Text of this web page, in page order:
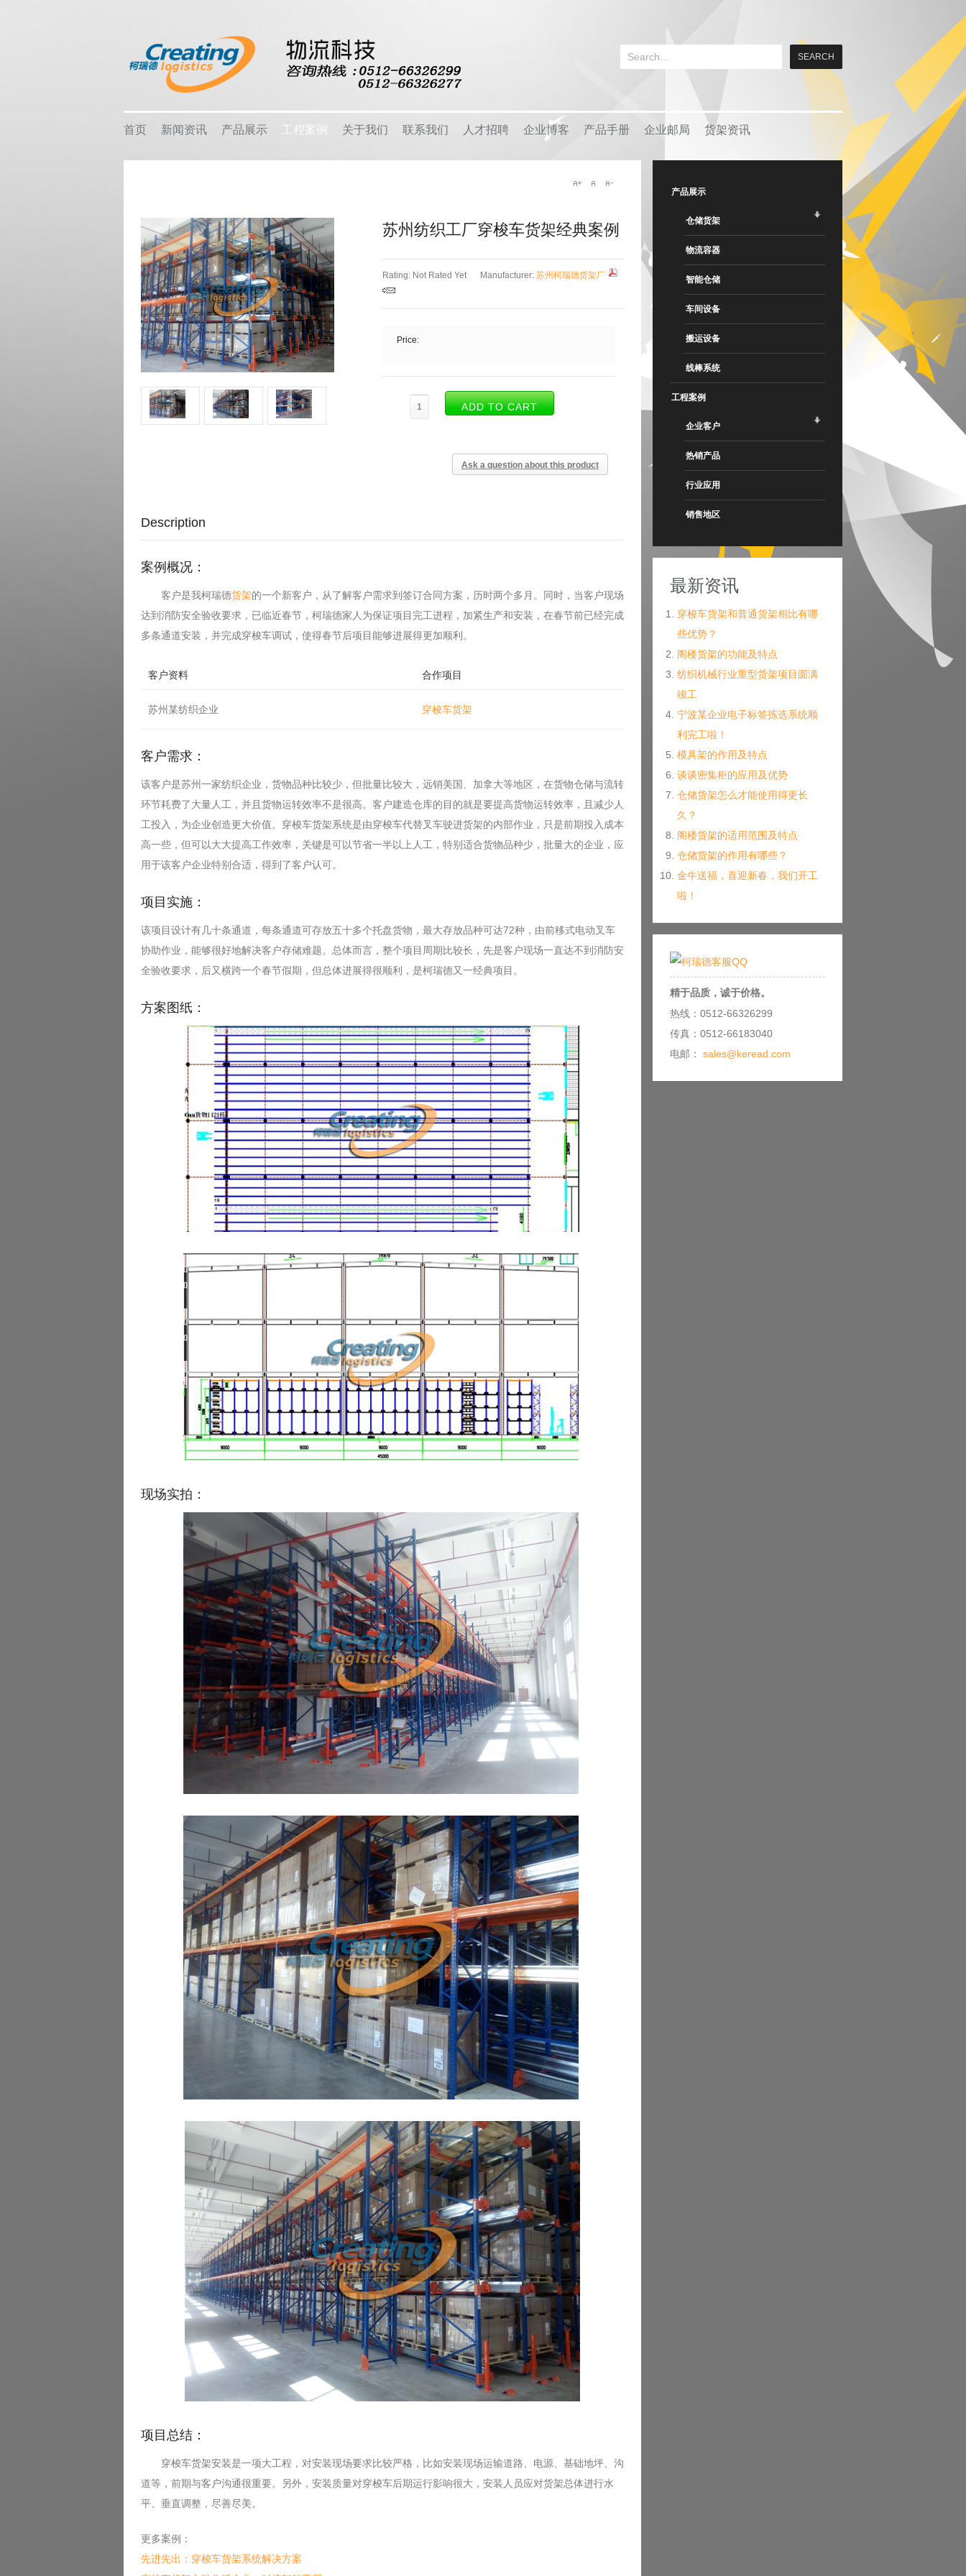
首页 新闻资讯
公司新闻
关注行业新闻，推动行业发展。
热点时事
产品展示
智能仓储
中型货架
轻型货架
物流容器
车间设备
线棒系统
工程案例
企业客户
行业应用
销售地区
关于我们
公司简介
联系我们 人才招聘 企业博客
早安物语
企业周刊
客户问答
物流知识
产品手册 企业邮局 货架资讯
苏州纺织工厂穿梭车货架经典案例
Rating: Not Rated Yet Manufacturer: 苏州柯瑞德货架厂
Price:
Ask a question about this product
Description
案例概况：
客户是我柯瑞德货架的一个新客户，从了解客户需求到签订合同方案，历时两个多月。同时，当客户现场
达到消防安全验收要求，已临近春节，柯瑞德家人为保证项目完工进程，加紧生产和安装，在春节前已经完成
多条通道安装，并完成穿梭车调试，使得春节后项目能够进展得更加顺利。
客户资料 合作项目
苏州某纺织企业 穿梭车货架
客户需求：
该客户是苏州一家纺织企业，货物品种比较少，但批量比较大，远销美国、加拿大等地区，在货物仓储与流转
环节耗费了大量人工，并且货物运转效率不是很高。客户建造仓库的目的就是要提高货物运转效率，且减少人
工投入，为企业创造更大价值。穿梭车货架系统是由穿梭车代替叉车驶进货架的内部作业，只是前期投入成本
高一些，但可以大大提高工作效率，关键是可以节省一半以上人工，特别适合货物品种少，批量大的企业，应
用于该客户企业特别合适，得到了客户认可。
项目实施：
该项目设计有几十条通道，每条通道可存放五十多个托盘货物，最大存放品种可达72种，由前移式电动叉车
协助作业，能够很好地解决客户存储难题。总体而言，整个项目周期比较长，先是客户现场一直达不到消防安
全验收要求，后又横跨一个春节假期，但总体进展得很顺利，是柯瑞德又一经典项目。
方案图纸：
现场实拍：
项目总结：
穿梭车货架安装是一项大工程，对安装现场要求比较严格，比如安装现场运输道路、电源、基础地坪、沟
道等，前期与客户沟通很重要。另外，安装质量对穿梭车后期运行影响很大，安装人员应对货架总体进行水
平、垂直调整，尽善尽美。
更多案例：
先进先出：穿梭车货架系统解决方案
产品展示
仓储货架
物流容器
智能仓储
车间设备
搬运设备
线棒系统
工程案例
企业客户
热销产品
行业应用
销售地区
最新资讯
穿梭车货架和普通货架相比有哪
些优势？
阁楼货架的功能及特点
纺织机械行业重型货架项目圆满
竣工
宁波某企业电子标签拣选系统顺
利完工啦！
模具架的作用及特点
谈谈密集柜的应用及优势
仓储货架怎么才能使用得更长
久？
阁楼货架的适用范围及特点
仓储货架的作用有哪些？
金牛送福，喜迎新春，我们开工
啦！
精于品质，诚于价格。
热线：0512-66326299
传真：0512-66183040
电邮： sales@keread.com
LoginorRegister
Log in with Facebook